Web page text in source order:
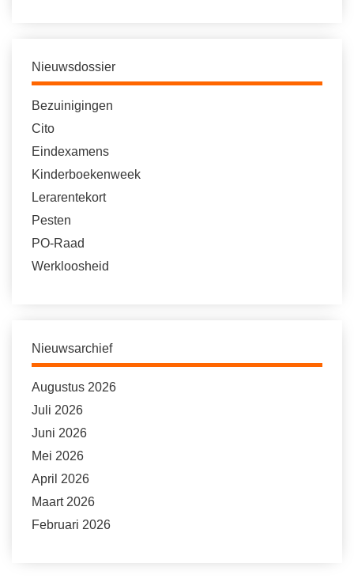
Nieuwsdossier
Bezuinigingen
Cito
Eindexamens
Kinderboekenweek
Lerarentekort
Pesten
PO-Raad
Werkloosheid
Nieuwsarchief
Augustus 2026
Juli 2026
Juni 2026
Mei 2026
April 2026
Maart 2026
Februari 2026